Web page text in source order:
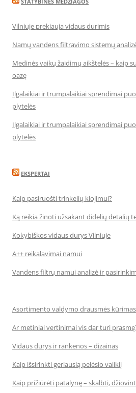
Vilniuje prekiauja vidaus durimis
Namų vandens filtravimo sistemų
Medinės vaikų žaidimų aikštelės – kaip
oazę
Ilgalaikiai ir trumpalaikiai sprendimai
plytelės
Ilgalaikiai ir trumpalaikiai sprendimai
plytelės
EKSPERTAI
Kaip pasiruošti trinkelių klojimui?
Ką reikia žinoti užsakant didelių detalių
Kokybiškos vidaus durys Vilniuje
A++ reikalavimai namui
Vandens filtrų namui analizė ir
Asortimento valdymo drausmės kūrimas
Ar metiniai vertinimai vis dar turi
Vidaus durys ir rankenos – dizainas
Kaip išsirinkti geriausią pelėsio valiklį
Kaip prižiūrėti patalynę – skalbti,